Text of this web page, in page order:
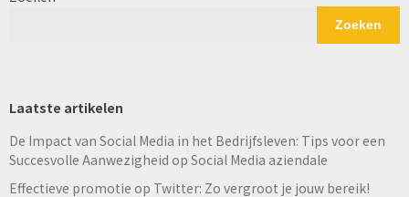
Zoeken
Laatste artikelen
De Impact van Social Media in het Bedrijfsleven: Tips voor een
Succesvolle Aanwezigheid op Social Media aziendale
Effectieve promotie op Twitter: Zo vergroot je jouw bereik!